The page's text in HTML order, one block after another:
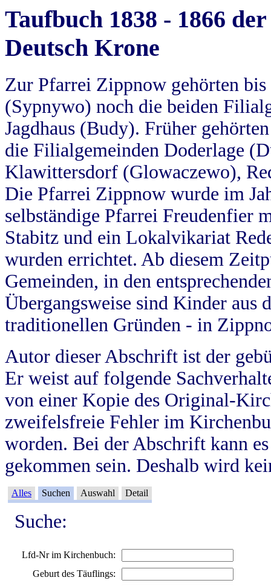
Taufbuch 1838 - 1866
Deutsch Krone
Zur Pfarrei Zippnow gehörten
(Sypnywo) noch die beiden
Jagdhaus (Budy). Früher
die Filialgemeinden Doderlage
Klawittersdorf (Glowaczewo),
Die Pfarrei Zippnow wurde im
selbständige Pfarrei Freudenfier
Stabitz und ein Lokalvikariat
wurden errichtet. Ab diesem
Gemeinden, in den
Übergangsweise sind Kinder aus
traditionellen Gründen - in
Autor dieser Abschrift ist der
Er weist auf folgende
von einer Kopie des Original-
zweifelsfreie Fehler im
worden. Bei der Abschrift kann
gekommen sein. Deshalb wird
Alles Suchen Auswahl Detail
Suche:
Lfd-Nr im Kirchenbuch:
Geburt des Täuflings: